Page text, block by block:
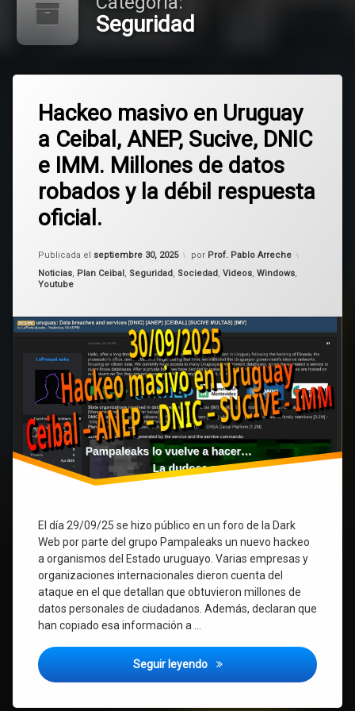
Seguridad
Hackeo masivo en Uruguay
a Ceibal, ANEP, Sucive, DNIC
e IMM. Millones de datos
robados y la débil respuesta
oficial.
Publicada el septiembre 30, 2025
Actualizado el septiembre 30, 2025
por Prof. Pablo Arreche
Categorías:
Noticias, Plan Ceibal, Seguridad, Sociedad, Videos, Windows,
Youtube
El día 29/09/25 se hizo público en un foro de la Dark
Web por parte del grupo Pampaleaks un nuevo hackeo
a organismos del Estado uruguayo. Varias empresas y
organizaciones internacionales dieron cuenta del
ataque en el que detallan que obtuvieron millones de
datos personales de ciudadanos. Además, declaran que
han copiado esa información a …
Seguir leyendo Hackeo masivo en Uruguay
un
comentario
en
Hackeo
masivo
en
Uruguay
Ceibal,
e
IMM.
de
datos
y
débil
respuesta
oficial.